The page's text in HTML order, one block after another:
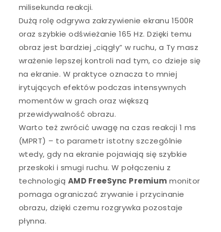
milisekunda reakcji.
Dużą rolę odgrywa zakrzywienie ekranu 1500R
oraz szybkie odświeżanie 165 Hz. Dzięki temu
obraz jest bardziej „ciągły” w ruchu, a Ty masz
wrażenie lepszej kontroli nad tym, co dzieje się
na ekranie. W praktyce oznacza to mniej
irytujących efektów podczas intensywnych
momentów w grach oraz większą
przewidywalność obrazu.
Warto też zwrócić uwagę na czas reakcji 1 ms
(MPRT) – to parametr istotny szczególnie
wtedy, gdy na ekranie pojawiają się szybkie
przeskoki i smugi ruchu. W połączeniu z
technologią AMD FreeSync Premium monitor
pomaga ograniczać zrywanie i przycinanie
obrazu, dzięki czemu rozgrywka pozostaje
płynna.